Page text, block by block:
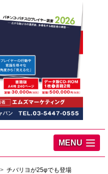
MENU
チバリヨが25φでも登場